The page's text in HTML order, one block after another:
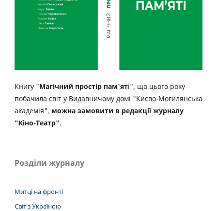
Книгу "Магічний простір пам'яті", що цього року
побачила світ у Видавничому домі "Києво-Могилянська
академія", можна замовити в редакції журналу
"Кіно-Театр".
Розділи журналу
Митці на фронті
Світ з Україною